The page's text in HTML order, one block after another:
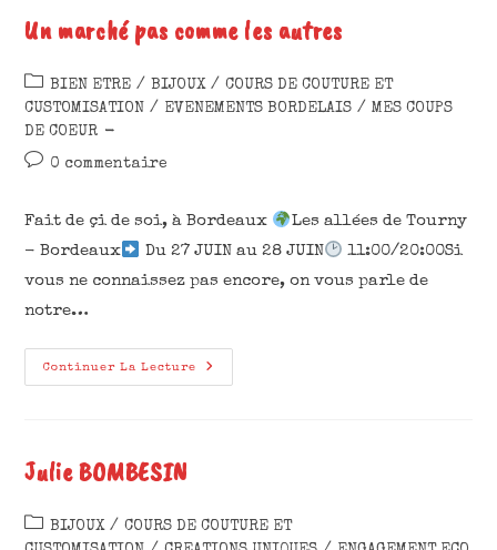
Un marché pas comme les autres
BIEN ETRE / BIJOUX / COURS DE COUTURE ET
CUSTOMISATION / EVENEMENTS BORDELAIS / MES COUPS
DE COEUR
0 commentaire
Fait de çi de soi, à Bordeaux
Les allées de Tourny
- Bordeaux
Du 27 JUIN au 28 JUIN
11:00/20:00Si
vous ne connaissez pas encore, on vous parle de
notre…
Continuer La Lecture
Julie BOMBESIN
BIJOUX / COURS DE COUTURE ET